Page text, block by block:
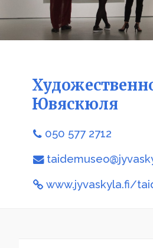
Ювяскюля
050 577 2712
www.jyvaskyla.fi/